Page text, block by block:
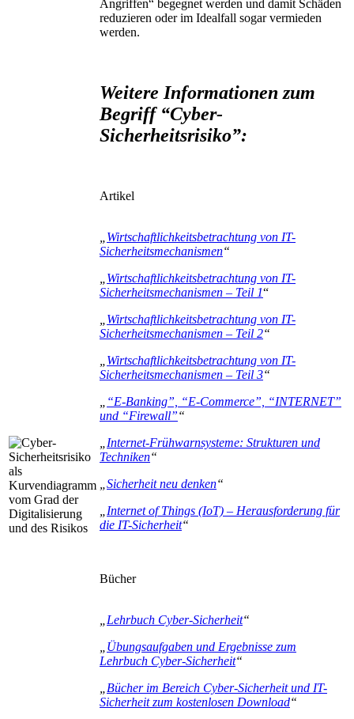
Angriffen“ begegnet werden und damit Schäden
reduzieren oder im Idealfall sogar vermieden
werden.
Weitere Informationen zum
Begriff “Cyber-
Sicherheitsrisiko”:
Artikel
Wirtschaftlichkeitsbetrachtung von IT-
Sicherheitsmechanismen“
Wirtschaftlichkeitsbetrachtung von IT-
Sicherheitsmechanismen – Teil 1“
Wirtschaftlichkeitsbetrachtung von IT-
Sicherheitsmechanismen – Teil 2“
Wirtschaftlichkeitsbetrachtung von IT-
Sicherheitsmechanismen – Teil 3“
“E-Banking”, “E-Commerce”, “INTERNET”
und “Firewall”“
Internet-Frühwarnsysteme: Strukturen und
Techniken“
Sicherheit neu denken“
Internet of Things (IoT) – Herausforderung für
die IT-Sicherheit“
Bücher
Lehrbuch Cyber-Sicherheit“
Übungsaufgaben und Ergebnisse zum
Lehrbuch Cyber-Sicherheit“
Bücher im Bereich Cyber-Sicherheit und IT-
Sicherheit zum kostenlosen Download“